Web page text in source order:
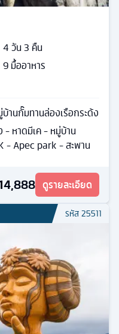
4วัน3 คืน
9มื้ออาหาร
านกั๊มทานล่องเรือกระด้ง
- หาดมีเค - หมู่บ้าน
- Apec park - สะพาน
ดูรายละเอียด
รหัส25511